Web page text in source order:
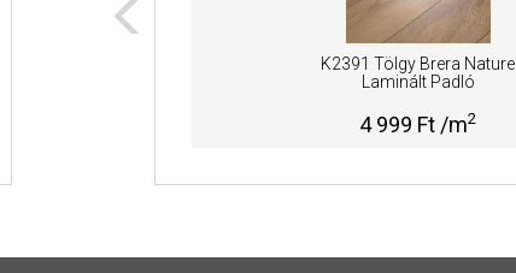
K2391 Tölgy Brera Nature
Laminált Padló
4 999 Ft /m2